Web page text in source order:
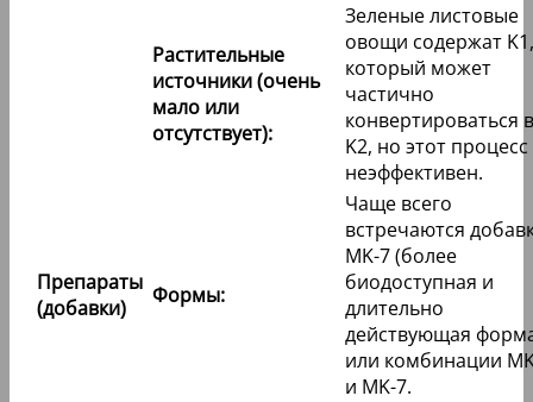
Растительные
источники (очень
мало или
отсутствует):
Зеленые листовые
овощи содержат K1,
который может
частично
конвертироваться в
K2, но этот процесс
неэффективен.
Препараты
(добавки)
Формы:
Чаще всего
встречаются
MK-7 (более
биодоступная и
длительно
действующая
или комбинации
и MK-7.